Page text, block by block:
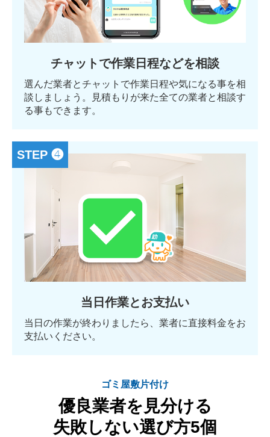
チャットで作業日程などを相談
選んだ業者とチャットで作業日程や気になる事を相
談しましょう。見積もりが来た全ての業者と相談す
る事もできます。
STEP ❹
当日作業とお支払い
当日の作業が終わりましたら、業者に直接料金をお
支払いください。
ゴミ屋敷片付け
優良業者を見分ける
失敗しない選び方5個